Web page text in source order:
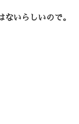
ないらしいので。